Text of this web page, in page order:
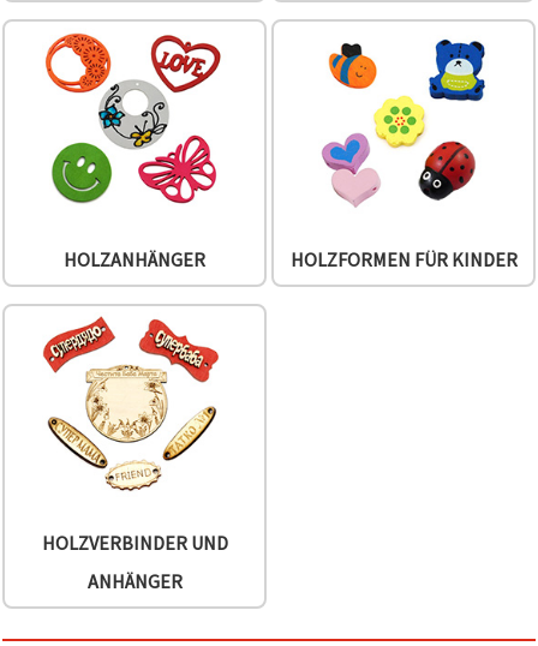
HOLZANHÄNGER HOLZFORMEN FÜR KINDER
HOLZVERBINDER UND
ANHÄNGER